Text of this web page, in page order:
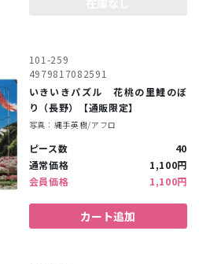
101-259
4979817082591
いきいきパズル 花桃の里鯉のぼ
り（長野）【通販限定】
写真：縄手英樹/アフロ
ピース数
40
通常価格
1,100円
会員価格
1,100円
カート追加